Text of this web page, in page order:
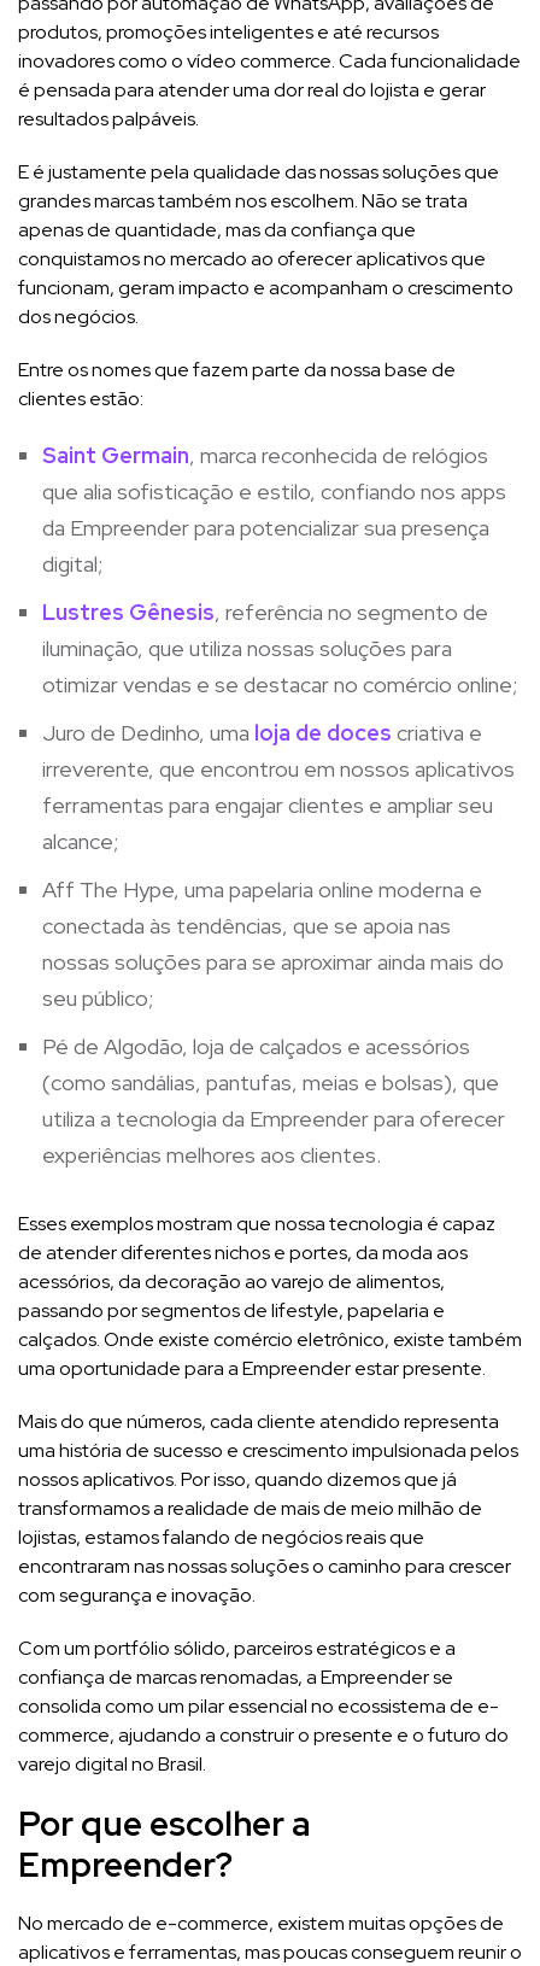
produtos, promoções inteligentes e até recursos
inovadores como o vídeo commerce. Cada funcionalidade
é pensada para atender uma dor real do lojista e gerar
resultados palpáveis.
E é justamente pela qualidade das nossas soluções que
grandes marcas também nos escolhem. Não se trata
apenas de quantidade, mas da confiança que
conquistamos no mercado ao oferecer aplicativos que
funcionam, geram impacto e acompanham o crescimento
dos negócios.
Entre os nomes que fazem parte da nossa base de
clientes estão:
Saint Germain, marca reconhecida de relógios
que alia sofisticação e estilo, confiando nos apps
da Empreender para potencializar sua presença
digital;
Lustres Gênesis, referência no segmento de
iluminação, que utiliza nossas soluções para
otimizar vendas e se destacar no comércio online;
Juro de Dedinho, uma loja de doces criativa e
irreverente, que encontrou em nossos aplicativos
ferramentas para engajar clientes e ampliar seu
alcance;
Aff The Hype, uma papelaria online moderna e
conectada às tendências, que se apoia nas
nossas soluções para se aproximar ainda mais do
seu público;
Pé de Algodão, loja de calçados e acessórios
(como sandálias, pantufas, meias e bolsas), que
utiliza a tecnologia da Empreender para oferecer
experiências melhores aos clientes.
Esses exemplos mostram que nossa tecnologia é capaz
de atender diferentes nichos e portes, da moda aos
acessórios, da decoração ao varejo de alimentos,
passando por segmentos de lifestyle, papelaria e
calçados. Onde existe comércio eletrônico, existe também
uma oportunidade para a Empreender estar presente.
Mais do que números, cada cliente atendido representa
uma história de sucesso e crescimento impulsionada pelos
nossos aplicativos. Por isso, quando dizemos que já
transformamos a realidade de mais de meio milhão de
lojistas, estamos falando de negócios reais que
encontraram nas nossas soluções o caminho para crescer
com segurança e inovação.
Com um portfólio sólido, parceiros estratégicos e a
confiança de marcas renomadas, a Empreender se
consolida como um pilar essencial no ecossistema de e-
commerce, ajudando a construir o presente e o futuro do
varejo digital no Brasil.
Por que escolher a
Empreender?
No mercado de e-commerce, existem muitas opções de
aplicativos e ferramentas, mas poucas conseguem reunir o